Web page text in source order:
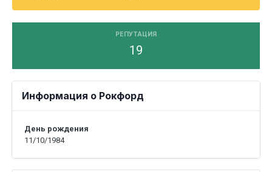
РЕПУТАЦИЯ
19
Информация о Рокфорд
День рождения
11/10/1984